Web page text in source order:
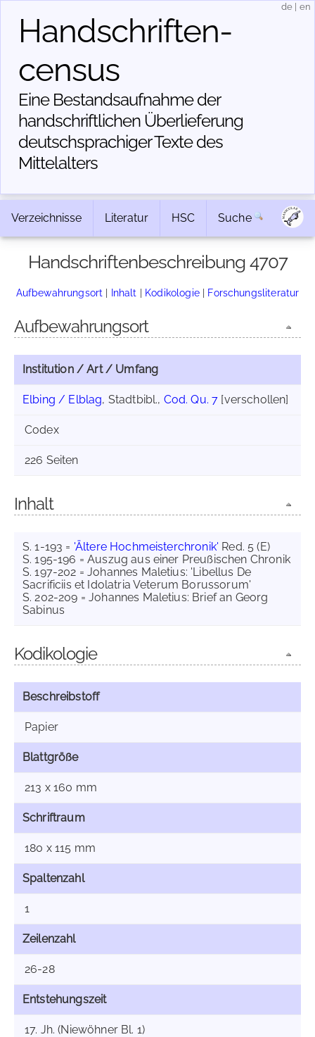
Handschriften­
census
Eine Bestandsaufnahme der
handschriftlichen Über­lieferung
deutschsprachiger Texte des
Mittelalters
de en
Verzeichnisse Literatur HSC Suche
Handschriftenbeschreibung 4707
Aufbewahrungsort | Inhalt | Kodikologie| Forschungsliteratur
Aufbewahrungsort
Institution / Art / Umfang
Elbing / Elblag, Stadtbibl., Cod. Qu. 7 [verschollen]
Codex
226 Seiten
Inhalt
S. 1-193 = 'Ältere Hochmeisterchronik' Red. 5 (E)
S. 195-196 = Auszug aus einer Preußischen Chronik
S. 197-202 = Johannes Maletius: 'Libellus De
Sacrificiis et Idolatria Veterum Borussorum'
S. 202-209 = Johannes Maletius: Brief an Georg
Sabinus
Kodikologie
Beschreibstoff
Papier
Blattgröße
213 x 160 mm
Schriftraum
180 x 115 mm
Spaltenzahl
1
Zeilenzahl
26-28
Entstehungszeit
17. Jh. (Niewöhner Bl. 1)